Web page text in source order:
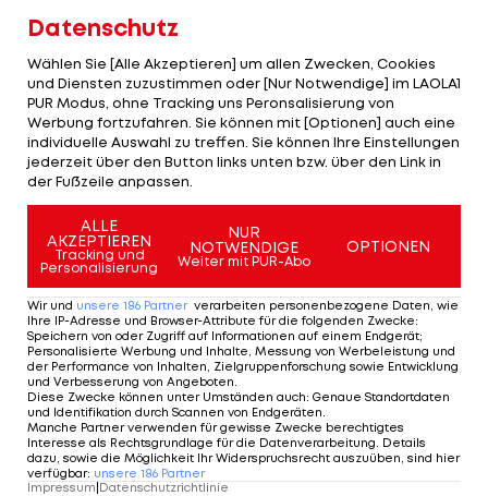
"Ich war einfach mit dabei. Ich wollte unbedingt,
und betont: "Es ist egal, wer am Platz steht. Alle
müssen alles geben. Gott sei Dank hat es gereicht.
Wir haben 3:1 gewonnen, das ist das Wichtigste."
Zurecht vorNordmazedoniengewarnt
Dass sich das ÖFB-Team gegen Nordmazedonien
nicht gerade leicht tat, kam für den Goalgetter
nicht unerwartet.
"Ich habe vorher schon gesagt, dass
Nordmazedonienein starker Gegner ist, sie
starke Fußballer in ihren Reihen haben und dass
es nicht einfach wird. So war es auch. Sie sind sehr
kompakt gestanden, haben gut verteidigt, im
Datenschutz
Wählen Sie [Alle Akzeptieren] um allen Zwecken, Cookies
und Diensten zuzustimmen oder [Nur Notwendige] im LAOLA1
PUR Modus, ohne Tracking uns Peronsalisierung von
Werbung fortzufahren. Sie können mit [Optionen] auch eine
individuelle Auswahl zu treffen. Sie können Ihre Einstellungen
jederzeit über den Button links unten bzw. über den Link in
der Fußzeile anpassen.
ALLE
AKZEPTIEREN
Tracking und
Personalisierung
NUR
NOTWENDIGE
Weiter mit PUR-Abo
OPTIONEN
Wir und unsere 186 Partner verarbeiten personenbezogene Daten, wie
Ihre IP-Adresse und Browser-Attribute für die folgenden Zwecke:
Speichern von oder Zugriff auf Informationen auf einem Endgerät;
Personalisierte Werbung und Inhalte, Messung von Werbeleistung und
der Performance von Inhalten, Zielgruppenforschung sowie Entwicklung
und Verbesserung von Angeboten.
Diese Zwecke können unter Umständen auch: Genaue Standortdaten
und Identifikation durch Scannen von Endgeräten.
Manche Partner verwenden für gewisse Zwecke berechtigtes
Interesse als Rechtsgrundlage für die Datenverarbeitung. Details
dazu, sowie die Möglichkeit Ihr Widerspruchsrecht auszuüben, sind hier
verfügbar: unsere 186 Partner
Impressum Datenschutzrichtlinie